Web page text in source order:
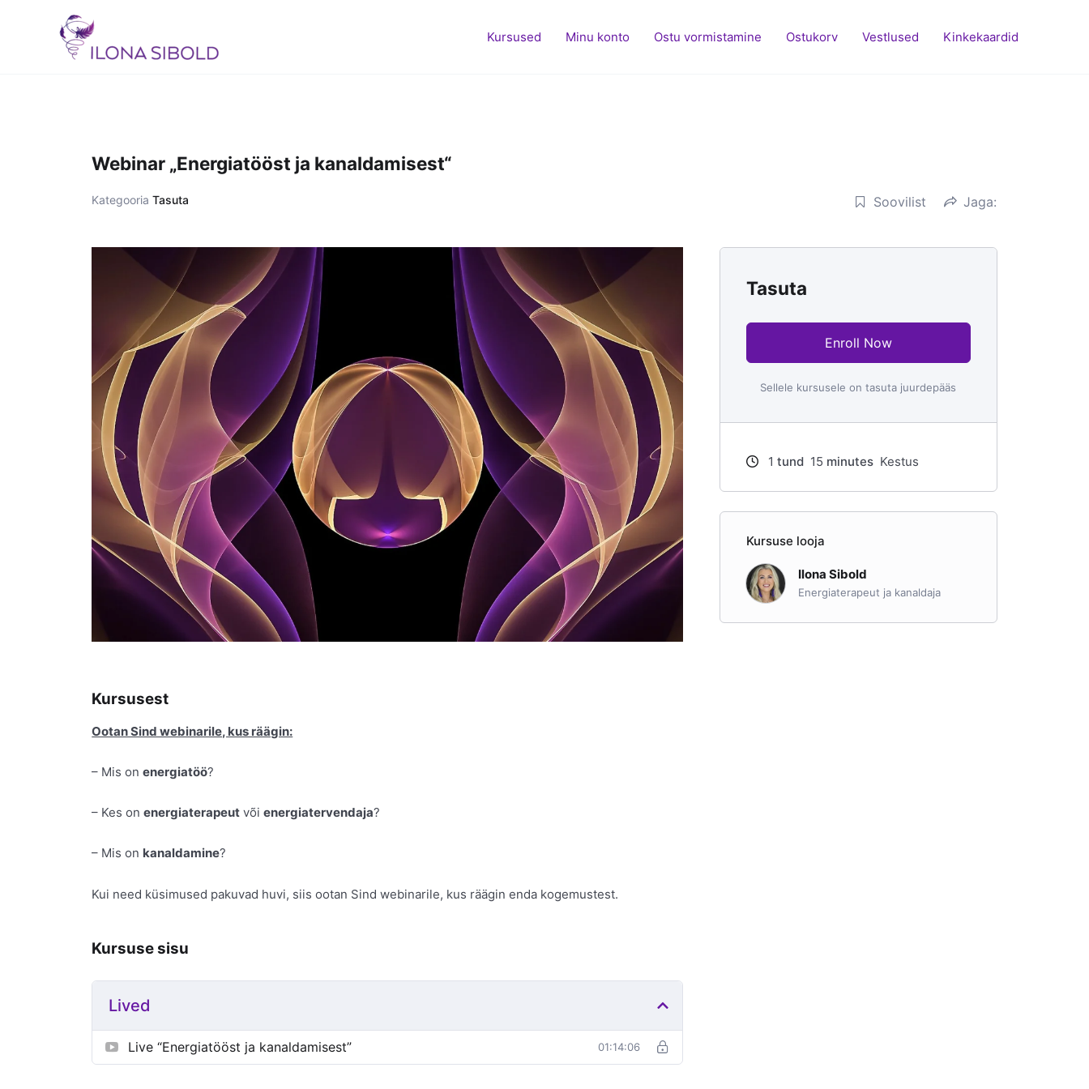
Kursused Minu konto Ostu vormistamine Ostukorv Vestlused Kinkekaardid
Webinar „Energiatööst ja kanaldamisest“
KategooriaTasuta Soovilist Jaga:
Kursusest
Ootan Sind webinarile, kus räägin:
– Mis onenergiatöö?
– Kes onenergiaterapeut võienergiatervendaja?
– Mis on kanaldamine?
Kui need küsimused pakuvad huvi, siis ootan Sind webinarile, kus räägin enda kogemustest.
Kursuse sisu
Lived
Live “Energiatööst ja kanaldamisest” 01:14:06
Tasuta
Enroll Now
Sellele kursusele on tasuta juurdepääs
1 tund 15 minutes Kestus
Kursuse looja
Ilona Sibold
Energiaterapeut ja kanaldaja